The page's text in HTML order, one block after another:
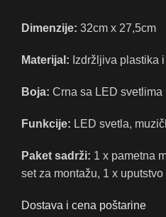
Dimenzije: 32cm x 27,5cm
Materijal: Izdržljiva plastika i
Boja: Crna sa LED svetlima
Funkcije: LED svetla,
Paket sadrži: 1 x pametna
set za montažu, 1 x
Dostava i cena poštarine